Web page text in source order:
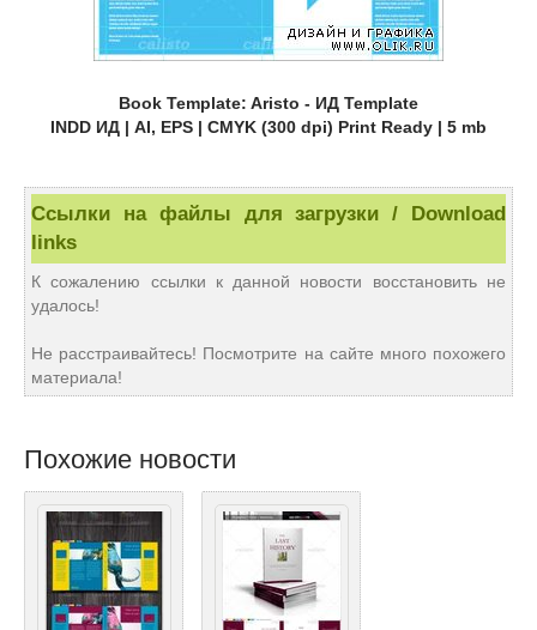
Book Template: Aristo - ИД Template
INDD ИД | AI, EPS | CMYK (300 dpi) Print Ready | 5 mb
Ссылки на файлы для загрузки / Download
links
К сожалению ссылки к данной новости восстановить не
удалось!
Не расстраивайтесь! Посмотрите на сайте много похожего
материала!
Похожие новости